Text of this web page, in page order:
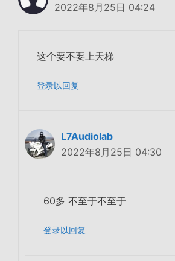
2022年8月25日 04:24
这个要不要上天梯
登录以回复
L7Audiolab
2022年8月25日 04:30
60多 不至于不至于
登录以回复